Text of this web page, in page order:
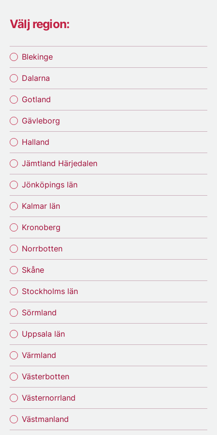
Välj region:
Blekinge
Dalarna
Gotland
Gävleborg
Halland
Jämtland Härjedalen
Jönköpings län
Kalmar län
Kronoberg
Norrbotten
Skåne
Stockholms län
Sörmland
Uppsala län
Värmland
Västerbotten
Västernorrland
Västmanland